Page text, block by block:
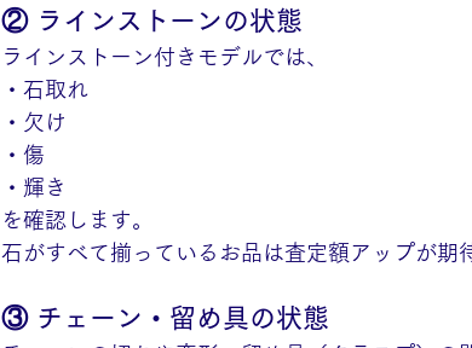
② ラインストーンの状態
ラインストーン付きモデルでは、
・石取れ
・欠け
・傷
・輝き
を確認します。
石がすべて揃っているお品は査定額アップが期
③ チェーン・留め具の状態